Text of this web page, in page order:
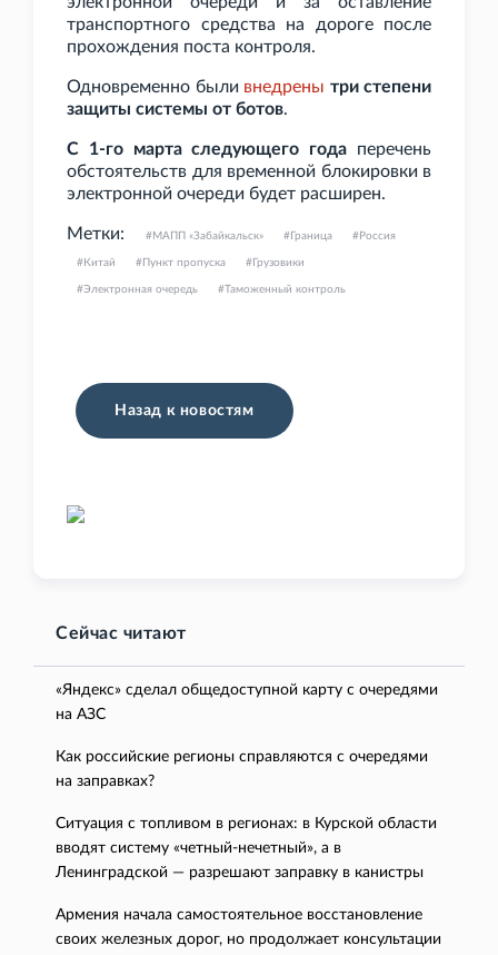
транспортного средства на дороге после
прохождения поста контроля.
Одновременно были внедрены три степени
защиты системы от ботов.
С 1-го марта следующего года перечень
обстоятельств для временной блокировки в
электронной очереди будет расширен.
Метки: МАПП «Забайкальск» Граница Россия
Китай Пункт пропуска Грузовики
Электронная очередь Таможенный контроль
Назад к новостям
Сейчас читают
«Яндекс» сделал общедоступной карту с очередями
на АЗС
Как российские регионы справляются с очередями
на заправках?
Ситуация с топливом в регионах: в Курской области
вводят систему «четный-нечетный», а в
Ленинградской — разрешают заправку в канистры
Армения начала самостоятельное восстановление
своих железных дорог, но продолжает консультации